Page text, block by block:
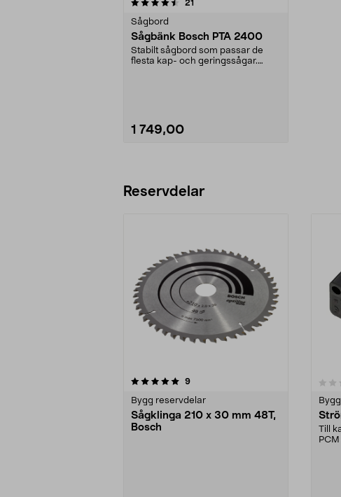
21
Sågbord
Sågbänk Bosch PTA 2400
Stabilt sågbord som passar de
flesta kap- och geringssågar.
1 749,00
Reservdelar
9recensioner
Bygg reservdelar
Sågklinga 210 x 30 mm 48T,
Bosch
0.0 av 5 stjärnor
Till
PCM